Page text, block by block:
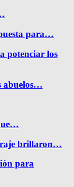
para…
potenciar los
abuelos…
brillaron…
para